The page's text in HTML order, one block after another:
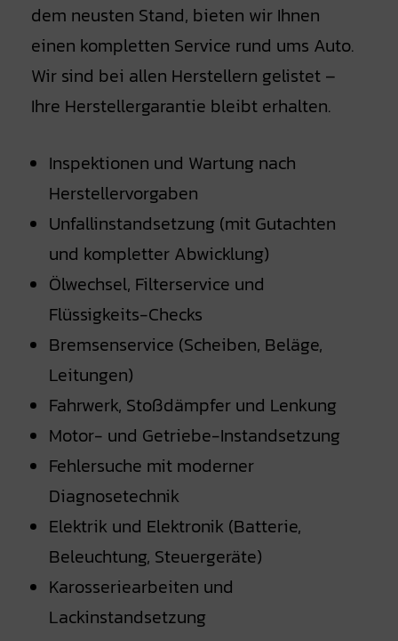
dem neusten Stand, bieten wir Ihnen
einen kompletten Service rund ums Auto.
Wir sind bei allen Herstellern gelistet –
Ihre Herstellergarantie bleibt erhalten.
Inspektionen und Wartung nach
Herstellervorgaben
Unfallinstandsetzung (mit Gutachten
und kompletter Abwicklung)
Ölwechsel, Filterservice und
Flüssigkeits-Checks
Bremsenservice (Scheiben, Beläge,
Leitungen)
Fahrwerk, Stoßdämpfer und Lenkung
Motor- und Getriebe-Instandsetzung
Fehlersuche mit moderner
Diagnosetechnik
Elektrik und Elektronik (Batterie,
Beleuchtung, Steuergeräte)
Karosseriearbeiten und
Lackinstandsetzung